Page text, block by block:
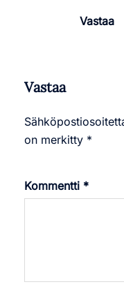
Vastaa
Vastaa
on merkitty *
Kommentti *